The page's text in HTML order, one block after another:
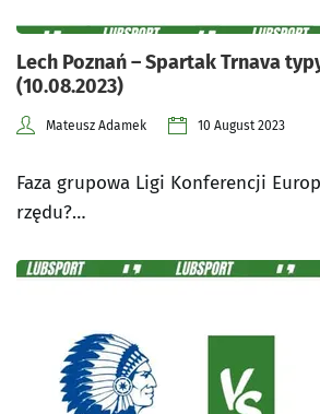
Lech Poznań – Spartak Trnava
(10.08.2023)
Mateusz Adamek 10 August 2023
Faza grupowa Ligi Konferencji
rzędu?…